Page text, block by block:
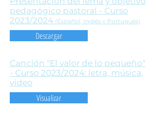
pedagógico pastoral - Curso
2023/2024 (Español, Inglés y Portugués)
Descargar
Canción "El valor de lo pequeño"
- Curso 2023/2024: letra, música,
video
Visualizar